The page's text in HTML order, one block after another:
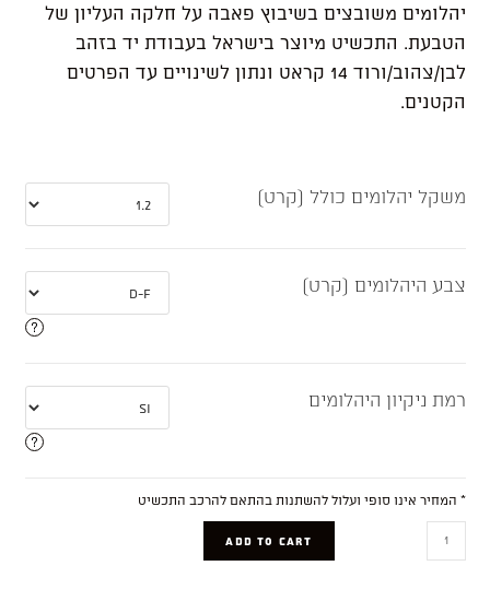
יהלומים משובצים בשיבוץ פאבה על חלקה העליון של
הטבעת. התכשיט מיוצר בישראל בעבודת יד בזהב
לבן/צהוב/ורוד 14 קראט ונתון לשינויים עד הפרטים
הקטנים.
משקל יהלומים כולל (קרט)
צבע היהלומים (קרט)
רמת ניקיון היהלומים
* המחיר אינו סופי ועלול להשתנות בהתאם להרכב התכשיט
ADD TO CART